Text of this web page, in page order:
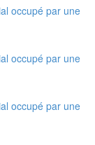
occupé par une
occupé par une
occupé par une